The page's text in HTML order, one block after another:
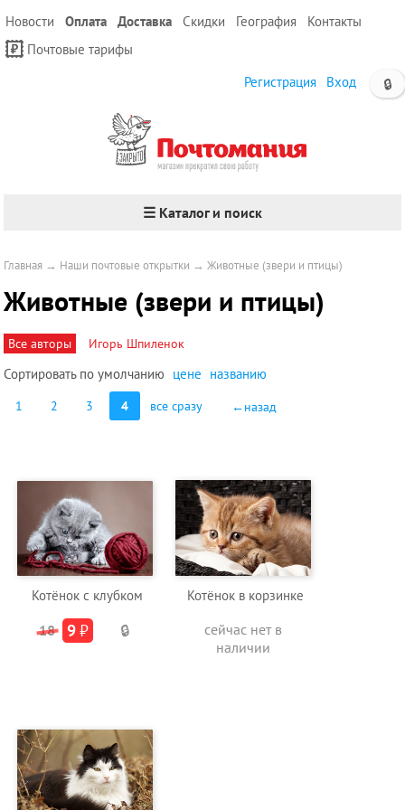
Новости Оплата Доставка Скидки География
Контакты
Почтовые тарифы
🔒
Регистрация Вход
☰ Каталог и поиск
Главная → Наши почтовые открытки →Животные (звери и птицы)
Животные (звери и птицы)
Все авторы Игорь Шпиленок
Сортировать поумолчанию цене названию
1 2 3 4 все сразу ←назад
Котёнок с клубком
18 9₽ 🔒
Котёнок в корзинке
сейчас нет в
наличии